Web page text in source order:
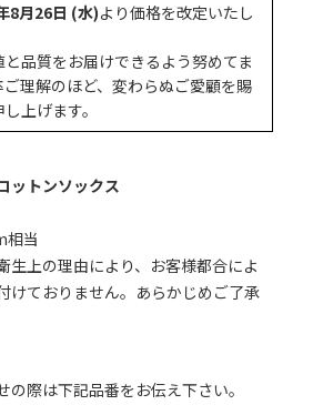
8月26日 (水)より価格を改定いたし
品質をお届けできるよう努めてま
理解のほど、変わらぬご愛顧を賜
上げます。
ットンソックス
相当
上の理由により、お客様都合によ
けておりません。あらかじめご了承
際は下記品番をお伝え下さい。